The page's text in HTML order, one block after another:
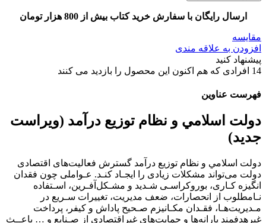
ارسال رایگان با سفارش خرید کتاب بیش از 800 هزار تومان
مقایسه
افزودن به علاقه مندی
پیشنهاد کنید
14 افرادی که هم اکنون این محصول را بازدید می کنند
فهرست عناوین
دولت اسلامي و نظام توزيع درآمد (ويراست
جديد)
دولت اسلامي و نظام توزيع درآمد ﮔﺴﺘﺮش ﻓﻌﺎﻟﻴﺖﻫﺎى اﻗﺘﺼﺎدى
دوﻟﺖ ﻣﻰﺗﻮاﻧﺪ ﻣﺸﻜﻼت زﻳﺎدى را اﻳﺠـﺎد ﻛﻨـﺪ. ﻋـﻮاﻣﻠﻰ ﭼﻮن ﻓﻘﺪان
اﻧﮕﻴﺰه ﻛـﺎرى، ﺑﻮروﻛﺮاﺳـﻰ ﺷـﺪﻳﺪ و ﻣﺸـﻜﻞآﻓـﺮﻳﻦ، اﺳـﺘﻔﺎده
ﻧـﺎﻣﻄﻠﻮب از اﻧﺤﺼﺎرات، ﺿﻌﻒ ﻣﺪﻳﺮﻳﺖ، ﺗﻐﻴﻴﺮات ﺳـﺮﻳﻊ در
ﻣـﺪﻳﺮﻳﺖﻫـﺎ، ﻓﻘـﺪان ﻣﻜـﺎﻧﻴﺰم ﺻـﺤﻴﺢ ﭘﺎداش و ﻛﻴﻔﺮ، ﭘﺮداﺧﺖ
ﻏﻴﺮﻫﺪﻓﻤﻨﺪ ﻳﺎراﻧﻪﻫﺎ و ﺣﻤﺎﻳﺖﻫﺎى ﻏﻴﺮاﻗﺘﺼﺎدى از ﺻـﻨﺎﻳﻊ و … ﺑﺎﻋــﺚ